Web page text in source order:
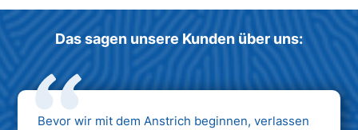
Das sagen unsere Kunden über uns:
Bevor wir mit dem Anstrich beginnen, verlassen